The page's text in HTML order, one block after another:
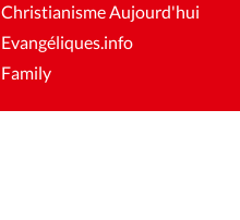
Christianisme Aujourd'hui
Evangéliques.info
Family